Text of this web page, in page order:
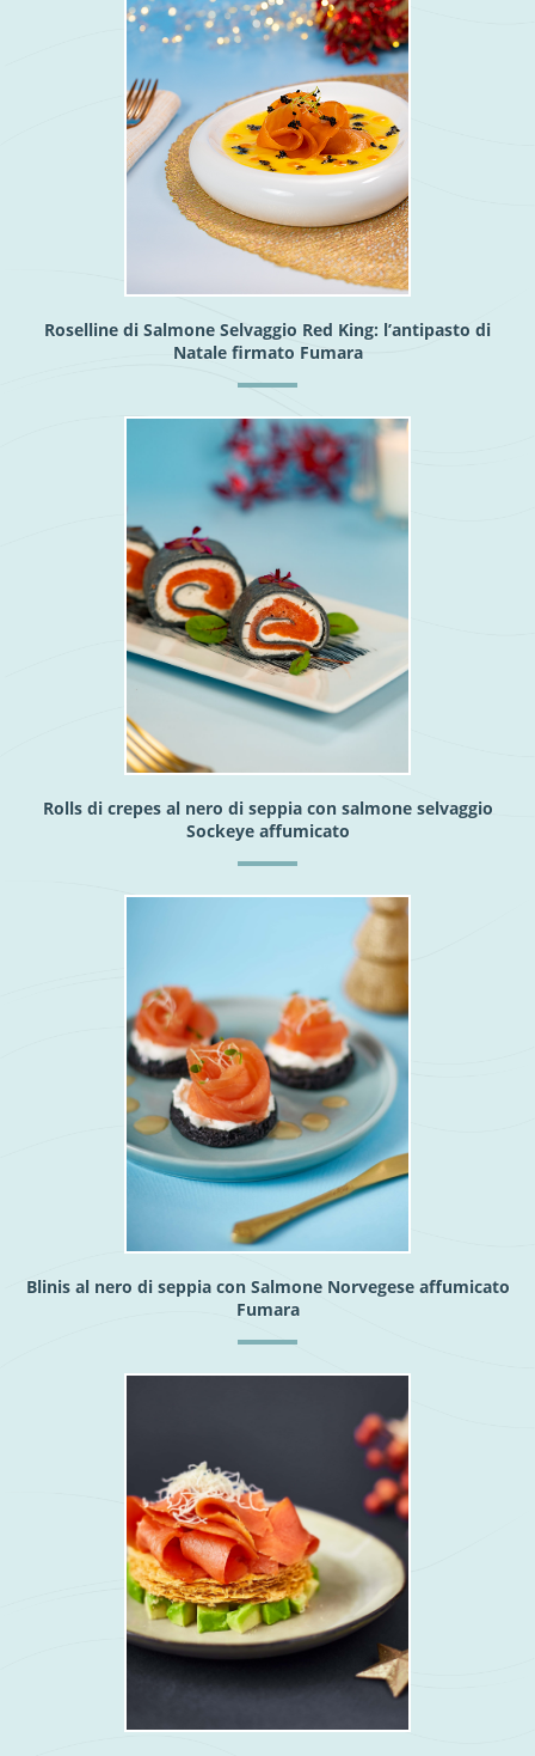
Roselline di Salmone Selvaggio Red King: l’antipasto di
Natale firmato Fumara
Rolls di crepes al nero di seppia con salmone selvaggio
Sockeye affumicato
Blinis al nero di seppia con Salmone Norvegese affumicato
Fumara